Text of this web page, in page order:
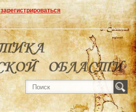
зарегистрироваться